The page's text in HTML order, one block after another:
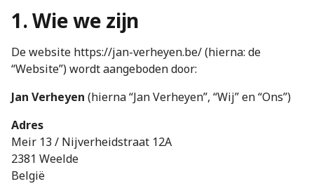
1. Wie we zijn
De website https://jan-verheyen.be/ (hierna: de
“Website”) wordt aangeboden door:
Jan Verheyen (hierna “Jan Verheyen”, “Wij” en “Ons”)
Adres
Meir 13 / Nijverheidstraat 12A
2381 Weelde
België